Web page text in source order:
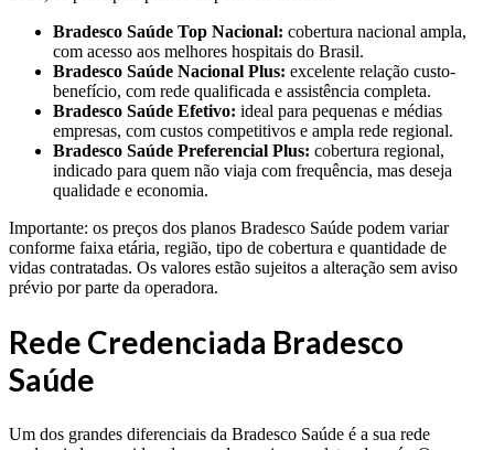
Bradesco Saúde Top Nacional: cobertura nacional ampla,
com acesso aos melhores hospitais do Brasil.
Bradesco Saúde Nacional Plus: excelente relação custo-
benefício, com rede qualificada e assistência completa.
Bradesco Saúde Efetivo: ideal para pequenas e médias
empresas, com custos competitivos e ampla rede regional.
Bradesco Saúde Preferencial Plus: cobertura regional,
indicado para quem não viaja com frequência, mas deseja
qualidade e economia.
Importante: os preços dos planos Bradesco Saúde podem variar
conforme faixa etária, região, tipo de cobertura e quantidade de
vidas contratadas. Os valores estão sujeitos a alteração sem aviso
prévio por parte da operadora.
Rede Credenciada Bradesco
Saúde
Um dos grandes diferenciais da Bradesco Saúde é a sua rede